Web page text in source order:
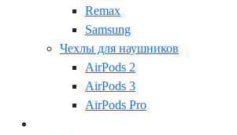
Remax
Samsung
Чехлы для наушников
AirPods 2
AirPods 3
AirPods Pro